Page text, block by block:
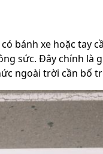
bánh xe hoặc tay
sức. Đây chính là
ngoài trời cần bố